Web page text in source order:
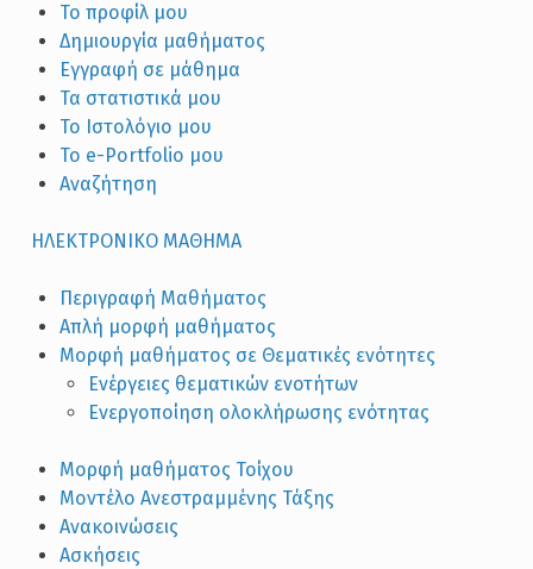
Το προφίλ μου
Δημιουργία μαθήματος
Εγγραφή σε μάθημα
Τα στατιστικά μου
Το Ιστολόγιο μου
Το e-Portfolio μου
Αναζήτηση
ΗΛΕΚΤΡΟΝΙΚΟ ΜΑΘΗΜΑ
Περιγραφή Μαθήματος
Απλή μορφή μαθήματος
Μορφή μαθήματος σε Θεματικές ενότητες
Ενέργειες θεματικών ενοτήτων
Ενεργοποίηση ολοκλήρωσης ενότητας
Μορφή μαθήματος Τοίχου
Μοντέλο Ανεστραμμένης Τάξης
Ανακοινώσεις
Ασκήσεις